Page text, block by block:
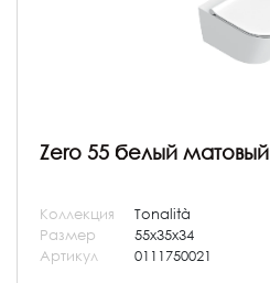
Zero 55 белый матовый
Коллекция
Tonalità
Размер
55x35x34
Артикул
0111750021